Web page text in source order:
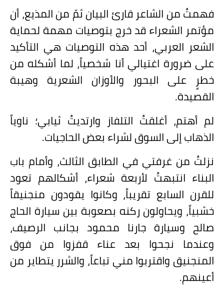
فهمتُ من الشاعر قارئ البيان ثمّ من المذيع، أن
مؤتمر الشعراء قد خرج بتوصيات مهمة لحماية
الشعر العربي، أحد هذه التوصيات هي التأكيد
على ضرورة اغتيالي أنا شخصياً، لما أشكله من
خطرٍ على البحور والأوزان الشعرية وهيبة
القصيدة.
لم أهتم، أغلقتُ التلفاز وارتديتُ ثيابي؛ ناوياً
الذهاب إلى السوق لشراء بعض الحاجيات.
نزلتُ من غرفتي في الطابق الثالث، وأمام باب
البناء انتبهتُ لأربعة شعراء، أشكالهم تعود
للقرن السابع تقريباً، وكانوا يقودون منجنيقاً
خشبياً، ويحاولون ركنه بصعوبة بين سيارة الحاج
صالح وسيارة جارنا محمود بجانب الرصيف،
وعندما نجحوا بعد عناء قفزوا من فوق
المنجنيق واقتربوا مني تباعاً، والشرر يتطاير من
أعينهم.